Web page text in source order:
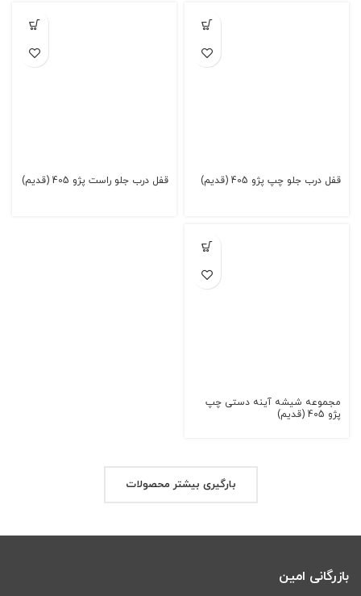
قفل درب جلو چپ پژو 405 (قدیم) قفل درب جلو راست پژو 405 (قدیم)
مجموعه شیشه آینه دستی چپ
پژو 405 (قدیم)
بارگیری بیشتر محصولات
بازرگانی امین